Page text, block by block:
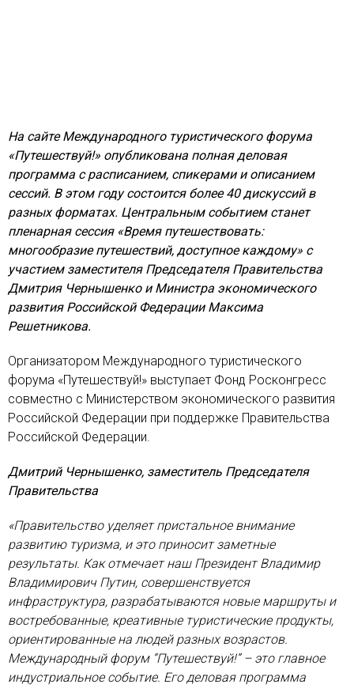
На сайте Международного туристического форума
«Путешествуй!» опубликована полная деловая
программа с расписанием, спикерами и описанием
сессий. В этом году состоится более 40 дискуссий в
разных форматах. Центральным событием станет
пленарная сессия «Время путешествовать:
многообразие путешествий, доступное каждому» с
участием заместителя Председателя Правительства
Дмитрия Чернышенко и Министра экономического
развития Российской Федерации Максима
Решетникова.
Организатором Международного туристического
форума «Путешествуй!» выступает Фонд Росконгресс
совместно с Министерством экономического развития
Российской Федерации при поддержке Правительства
Российской Федерации.
Дмитрий Чернышенко, заместитель Председателя
Правительства
«Правительство уделяет пристальное внимание
развитию туризма, и это приносит заметные
результаты. Как отмечает наш Президент Владимир
Владимирович Путин, совершенствуется
инфраструктура, разрабатываются новые маршруты и
востребованные, креативные туристические продукты,
ориентированные на людей разных возрастов.
Международный форум “Путешествуй!” – это главное
индустриальное событие. Его деловая программа